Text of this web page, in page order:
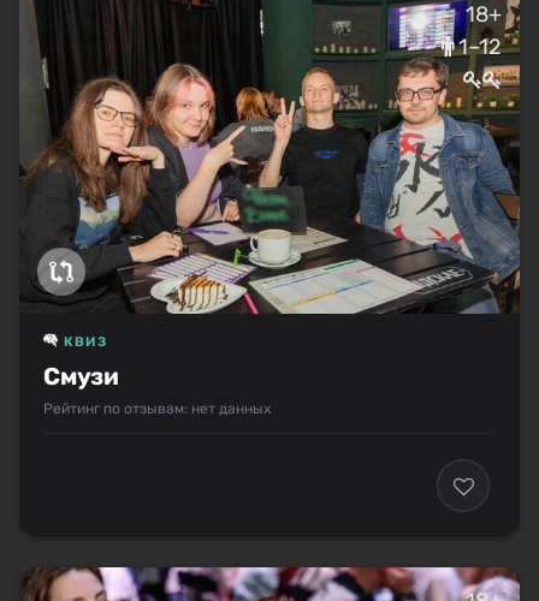
18+
1–12
Смузи
КВИЗ
Рейтинг по отзывам: нет данных